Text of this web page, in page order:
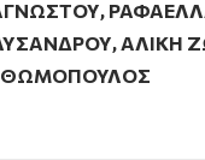
,
,ΑΛΙΚΗ
ΘΩΜΌΠΟΥΛΟΣ